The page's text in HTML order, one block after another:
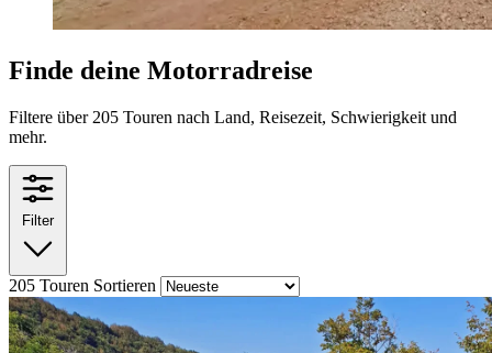
Finde deine Motorradreise
Filtere über 205 Touren nach Land, Reisezeit, Schwierigkeit und
mehr.
Filter
205 Touren Sortieren